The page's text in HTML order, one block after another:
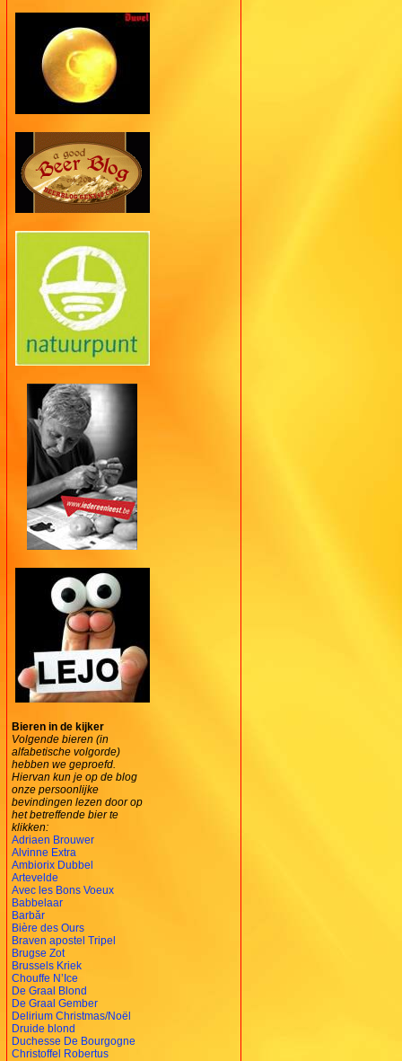
Bieren in de kijker
Volgende bieren (in
alfabetische volgorde)
hebben we geproefd.
Hiervan kun je op de blog
onze persoonlijke
bevindingen lezen door op
het betreffende bier te
klikken:
Adriaen Brouwer
Alvinne Extra
Ambiorix Dubbel
Artevelde
Avec les Bons Voeux
Babbelaar
Barbăr
Bière des Ours
Braven apostel Tripel
Brugse Zot
Brussels Kriek
Chouffe N’Ice
De Graal Blond
De Graal Gember
Delirium Christmas/Noël
Druide blond
Duchesse De Bourgogne
Christoffel Robertus